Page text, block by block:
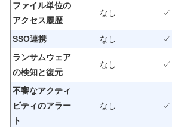
ファイル単位の
アクセス履歴
なし ✓
SSO連携 なし ✓
ランサムウェア
の検知と復元
なし ✓
不審なアクティ
ビティのアラー
ト
なし ✓